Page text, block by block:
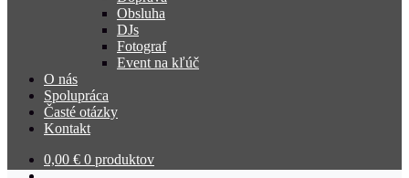
Obsluha
DJs
Fotograf
Event na kľúč
O nás
Spolupráca
Časté otázky
Kontakt
0,00 € 0 produktov